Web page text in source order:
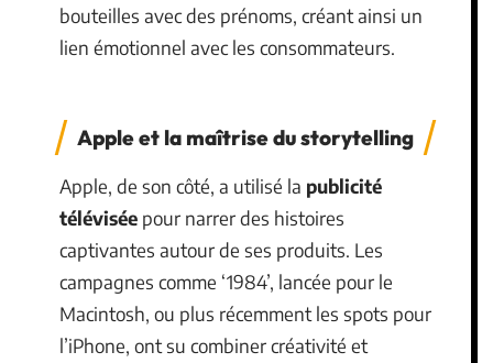
bouteilles avec des prénoms, créant ainsi un
lien émotionnel avec les consommateurs.
Apple et la maîtrise du storytelling
Apple, de son côté, a utilisé la publicité
télévisée pour narrer des histoires
captivantes autour de ses produits. Les
campagnes comme ‘1984’, lancée pour le
Macintosh, ou plus récemment les spots pour
l’iPhone, ont su combiner créativité et